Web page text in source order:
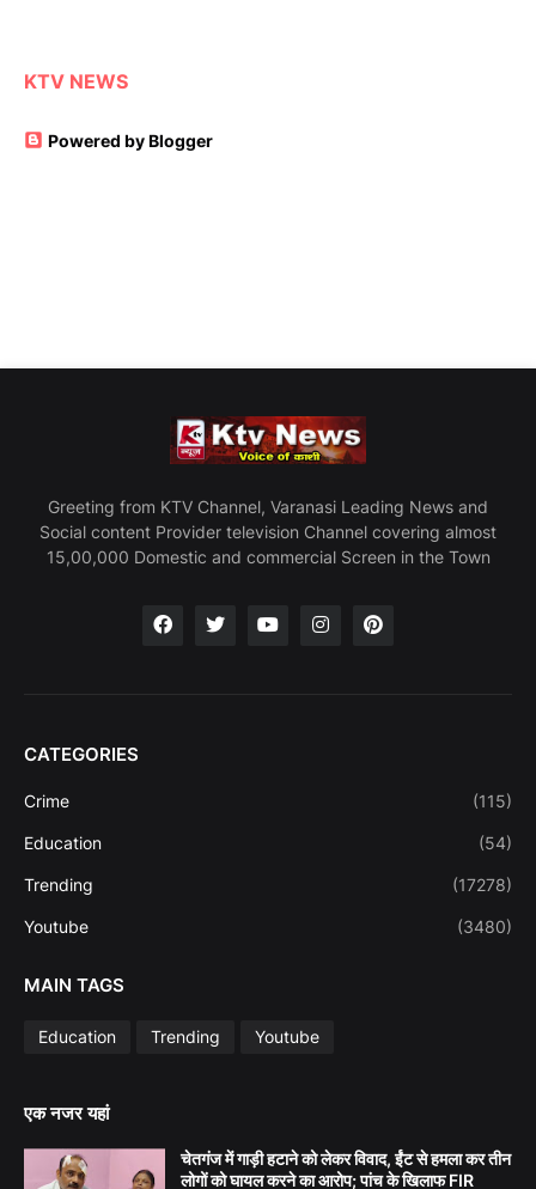
KTV NEWS
Powered by Blogger
Greeting from KTV Channel, Varanasi Leading News and
Social content Provider television Channel covering almost
15,00,000 Domestic and commercial Screen in the Town
CATEGORIES
Crime (115)
Education (54)
Trending (17278)
Youtube (3480)
MAIN TAGS
Education Trending Youtube
एक नजर यहां
चेतगंज में गाड़ी हटाने को लेकर विवाद, ईंट से हमला कर तीन
लोगों को घायल करने का आरोप; पांच के खिलाफ FIR